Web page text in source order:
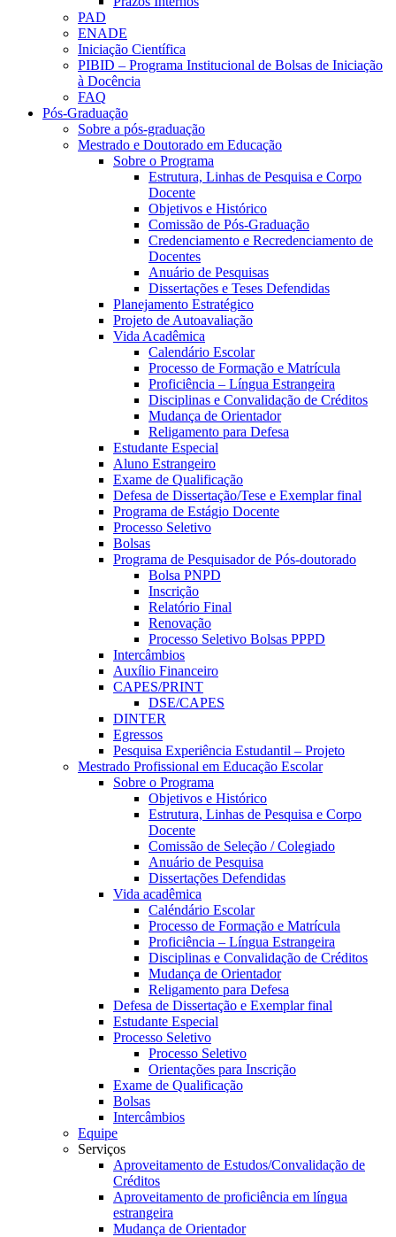
PAD
ENADE
Iniciação Científica
PIBID – Programa Institucional de Bolsas de Iniciação
à Docência
FAQ
Pós-Graduação
Sobre a pós-graduação
Mestrado e Doutorado em Educação
Sobre o Programa
Estrutura, Linhas de Pesquisa e Corpo
Docente
Objetivos e Histórico
Comissão de Pós-Graduação
Credenciamento e Recredenciamento de
Docentes
Anuário de Pesquisas
Dissertações e Teses Defendidas
Planejamento Estratégico
Projeto de Autoavaliação
Vida Acadêmica
Calendário Escolar
Processo de Formação e Matrícula
Proficiência – Língua Estrangeira
Disciplinas e Convalidação de Créditos
Mudança de Orientador
Religamento para Defesa
Estudante Especial
Aluno Estrangeiro
Exame de Qualificação
Defesa de Dissertação/Tese e Exemplar final
Programa de Estágio Docente
Processo Seletivo
Bolsas
Programa de Pesquisador de Pós-doutorado
Bolsa PNPD
Inscrição
Relatório Final
Renovação
Processo Seletivo Bolsas PPPD
Intercâmbios
Auxílio Financeiro
CAPES/PRINT
DSE/CAPES
DINTER
Egressos
Pesquisa Experiência Estudantil – Projeto
Mestrado Profissional em Educação Escolar
Sobre o Programa
Objetivos e Histórico
Estrutura, Linhas de Pesquisa e Corpo
Docente
Comissão de Seleção / Colegiado
Anuário de Pesquisa
Dissertações Defendidas
Vida acadêmica
Caléndário Escolar
Processo de Formação e Matrícula
Proficiência – Língua Estrangeira
Disciplinas e Convalidação de Créditos
Mudança de Orientador
Religamento para Defesa
Defesa de Dissertação e Exemplar final
Estudante Especial
Processo Seletivo
Processo Seletivo
Orientações para Inscrição
Exame de Qualificação
Bolsas
Intercâmbios
Equipe
Serviços
Aproveitamento de Estudos/Convalidação de
Créditos
Aproveitamento de proficiência em língua
estrangeira
Mudança de Orientador